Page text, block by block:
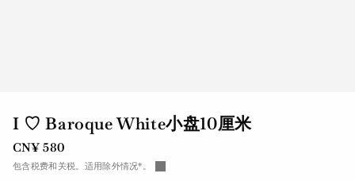
I ♡ Baroque White小盘10厘米
CN¥ 580
包含税费和关税。适用除外情况*。